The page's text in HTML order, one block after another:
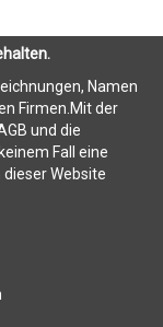
Namen
Firmen.Mit der
und die
Fall eine
Website